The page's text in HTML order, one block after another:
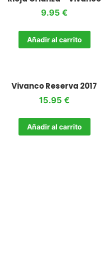
9.95€
Añadir al carrito
Vivanco Reserva 2017
15.95€
Añadir al carrito